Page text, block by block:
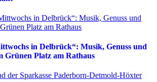
in Delbrück“: Musik, Genuss und
Grünen Platz am Rathaus